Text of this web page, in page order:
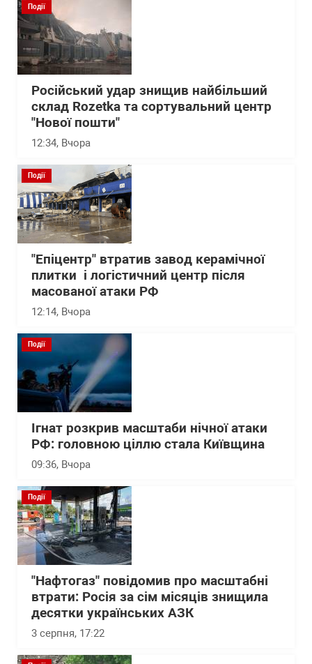
Події
Російський удар знищив найбільший
склад Rozetka та сортувальний центр
"Нової пошти"
12:34, Вчора
Події
"Епіцентр" втратив завод керамічної
плитки і логістичний центр після
масованої атаки РФ
12:14, Вчора
Події
Ігнат розкрив масштаби нічної атаки
РФ: головною ціллю стала Київщина
09:36, Вчора
Події
"Нафтогаз" повідомив про масштабні
втрати: Росія за сім місяців знищила
десятки українських АЗК
3 серпня, 17:22